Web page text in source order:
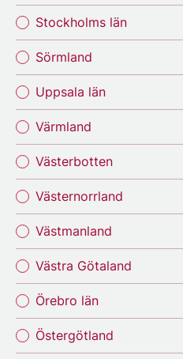
Stockholms län
Sörmland
Uppsala län
Värmland
Västerbotten
Västernorrland
Västmanland
Västra Götaland
Örebro län
Östergötland